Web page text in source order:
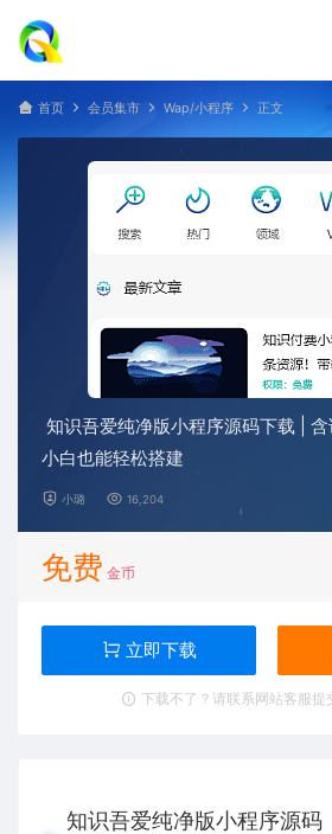
首页 会员集市 Wap/小程序 正文
知识吾爱纯净版小程序源码下载 |
小白也能轻松搭建
小璐 16,204
免费 金币
立即下载
下载不了？请联系网站客服提
知识吾爱纯净版小程序源码